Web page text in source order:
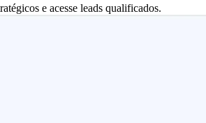
e acesse leads qualificados.